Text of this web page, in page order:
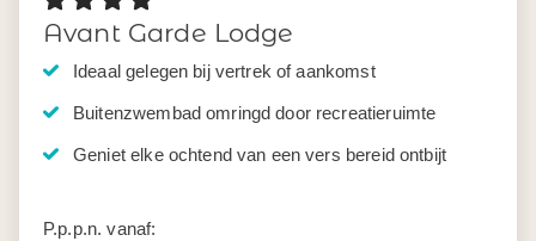
Avant Garde Lodge
Ideaal gelegen bij vertrek of aankomst
Buitenzwembad omringd door recreatieruimte
Geniet elke ochtend van een vers bereid ontbijt
P.p.p.n. vanaf: